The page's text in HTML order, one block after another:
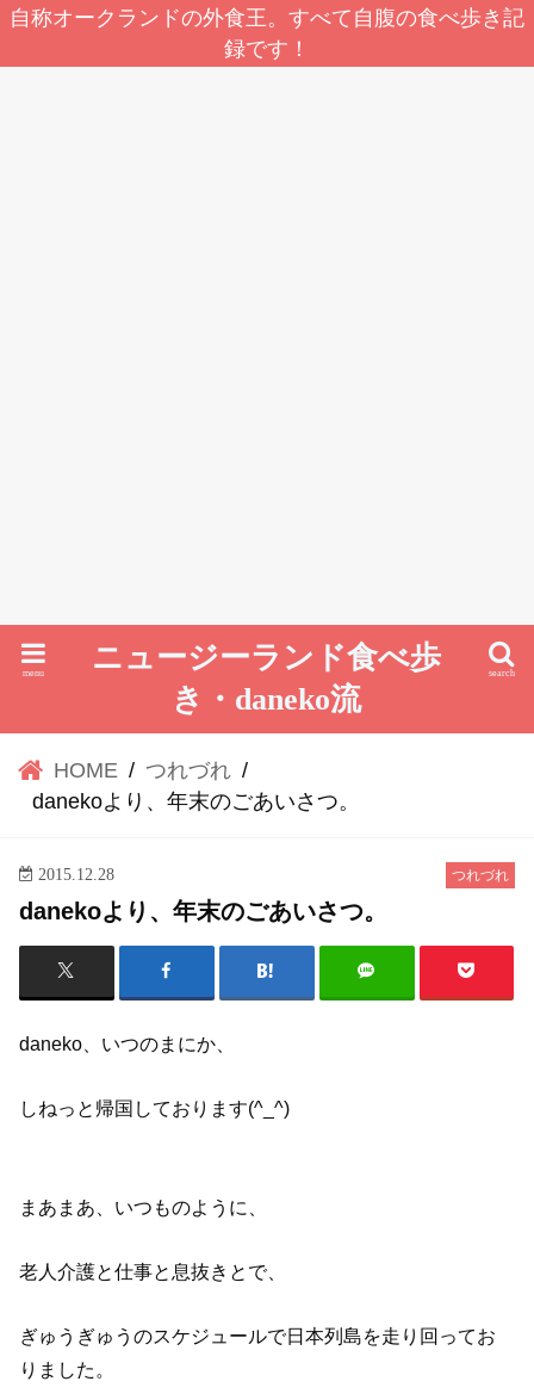
自称オークランドの外食王。すべて自腹の食べ歩き記
録です！
ニュージーランド食べ歩
き・daneko流
search
menu
HOME
つれづれ
danekoより、年末のごあいさつ。
つれづれ
2015.12.28
danekoより、年末のごあいさつ。
daneko、いつのまにか、
しねっと帰国しております(^_^)
まあまあ、いつものように、
老人介護と仕事と息抜きとで、
ぎゅうぎゅうのスケジュールで日本列島を走り回ってお
りました。